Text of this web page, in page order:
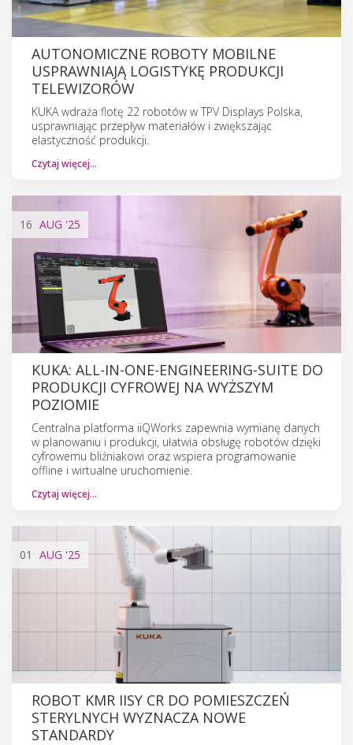
AUTONOMICZNE ROBOTY MOBILNE
USPRAWNIAJĄ LOGISTYKĘ PRODUKCJI
TELEWIZORÓW
KUKA wdraża flotę 22 robotów w TPV Displays Polska,
usprawniając przepływ materiałów i zwiększając
elastyczność produkcji.
Czytaj więcej…
16 AUG '25
KUKA: ALL-IN-ONE-ENGINEERING-SUITE DO
PRODUKCJI CYFROWEJ NA WYŻSZYM
POZIOMIE
Centralna platforma iiQWorks zapewnia wymianę danych
w planowaniu i produkcji, ułatwia obsługę robotów dzięki
cyfrowemu bliźniakowi oraz wspiera programowanie
offline i wirtualne uruchomienie.
Czytaj więcej…
01 AUG '25
ROBOT KMR IISY CR DO POMIESZCZEŃ
STERYLNYCH WYZNACZA NOWE
STANDARDY